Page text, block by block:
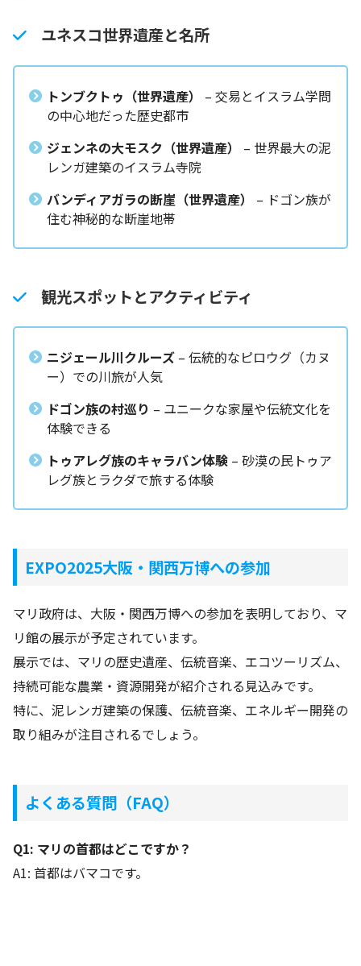
ユネスコ世界遺産と名所
トンブクトゥ（世界遺産）
– 交易とイスラム学問
の中心地だった歴史都市
ジェンネの大モスク（世界遺産）
– 世界最大の泥
レンガ建築のイスラム寺院
バンディアガラの断崖（世界遺産）
– ドゴン族が
住む神秘的な断崖地帯
観光スポットとアクティビティ
ニジェール川クルーズ – 伝統的なピロウグ（カヌ
ー）での川旅が人気
ドゴン族の村巡り – ユニークな家屋や伝統文化を
体験できる
トゥアレグ族のキャラバン体験 – 砂漠の民トゥア
レグ族とラクダで旅する体験
EXPO2025大阪・関西万博への参加
マリ政府は、大阪・関西万博への参加を表明しており、マ
リ館の展示が予定されています。
展示では、マリの歴史遺産、伝統音楽、エコツーリズム、
持続可能な農業・資源開発が紹介される見込みです。
特に、泥レンガ建築の保護、伝統音楽、エネルギー開発の
取り組みが注目されるでしょう。
よくある質問（FAQ）
Q1: マリの首都はどこですか？
A1: 首都はバマコです。